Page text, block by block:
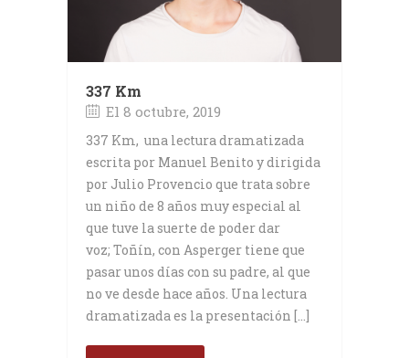
337 Km
El 8 octubre, 2019
337 Km, una lectura dramatizada
escrita por Manuel Benito y dirigida
por Julio Provencio que trata sobre
un niño de 8 años muy especial al
que tuve la suerte de poder dar
voz; Toñín, con Asperger tiene que
pasar unos días con su padre, al que
no ve desde hace años. Una lectura
dramatizada es la presentación […]